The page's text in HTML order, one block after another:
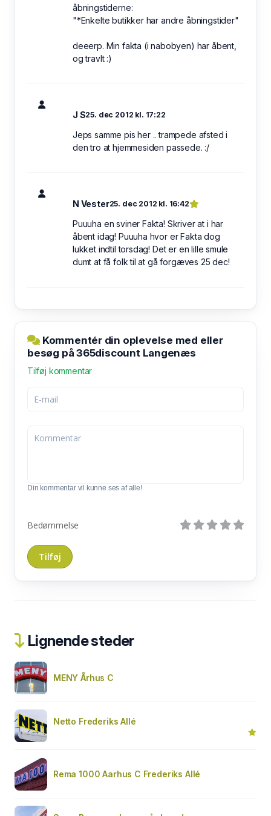
åbningstiderne:
"*Enkelte butikker har andre åbningstider"
deeerp. Min fakta (i nabobyen) har åbent,
og travlt :)
J S25. dec 2012 kl. 17:22
Jeps samme pis her .. trampede afsted i
den tro at hjemmesiden passede. :/
N Vester25. dec 2012 kl. 16:42
Puuuha en sviner Fakta! Skriver at i har
åbent idag! Puuuha hvor er Fakta dog
lukket indtil torsdag! Det er en lille smule
dumt at få folk til at gå forgæves 25 dec!
Kommentér din oplevelse med eller
besøg på 365discount Langenæs
Tilføj kommentar
Din kommentar vil kunne ses af alle!
Bedømmelse
Lignende steder
MENY Århus C
Netto Frederiks Allé
Rema 1000 Aarhus C Frederiks Allé